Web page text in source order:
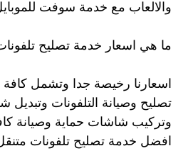
والالعاب مع خدمة سوفت
ما هي اسعار خدمة تصليح
اسعارنا رخيصة جدا وتشمل كافة
تصليح وصيانة التلفونات وتبديل
وتركيب شاشات حماية وصيانة
افضل خدمة تصليح تلفونات